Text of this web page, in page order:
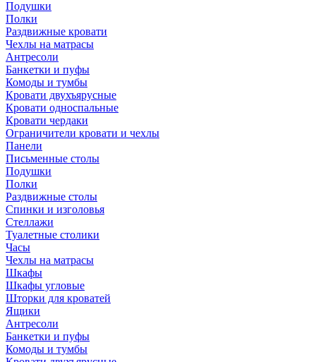
Подушки
Полки
Раздвижные кровати
Чехлы на матрасы
Антресоли
Банкетки и пуфы
Комоды и тумбы
Кровати двухъярусные
Кровати односпальные
Кровати чердаки
Ограничители кровати и чехлы
Панели
Письменные столы
Подушки
Полки
Раздвижные столы
Спинки и изголовья
Стеллажи
Туалетные столики
Часы
Чехлы на матрасы
Шкафы
Шкафы угловые
Шторки для кроватей
Ящики
Антресоли
Банкетки и пуфы
Комоды и тумбы